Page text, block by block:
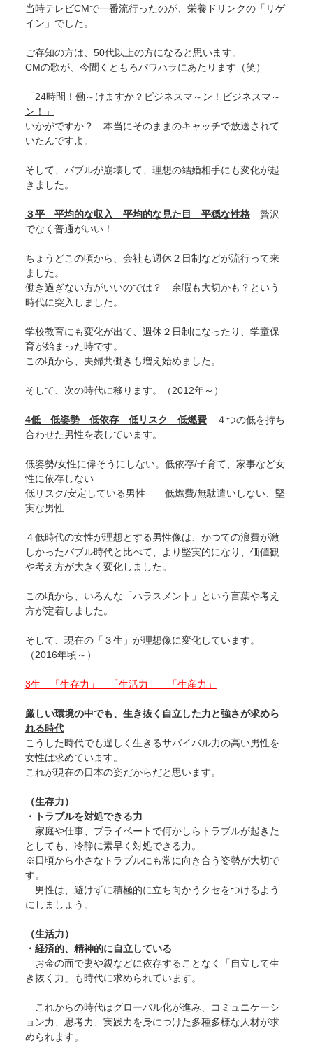
当時テレビCMで一番流行ったのが、栄養ドリンクの「リゲ
イン」でした。
ご存知の方は、50代以上の方になると思います。
CMの歌が、今聞くともろパワハラにあたります（笑）
「24時間！働～けますか？ビジネスマ～ン！ビジネスマ～
ン！」
いかがですか？ 本当にそのままのキャッチで放送されて
いたんですよ。
そして、バブルが崩壊して、理想の結婚相手にも変化が起
きました。
３平 平均的な収入 平均的な見た目 平穏な性格贅沢
でなく普通がいい！
ちょうどこの頃から、会社も週休２日制などが流行って来
ました。
働き過ぎない方がいいのでは？ 余暇も大切かも？という
時代に突入しました。
学校教育にも変化が出て、週休２日制になったり、学童保
育が始まった時です。
この頃から、夫婦共働きも増え始めました。
そして、次の時代に移ります。（2012年～）
4低 低姿勢 低依存 低リスク 低燃費４つの低を持ち
合わせた男性を表しています。
低姿勢/女性に偉そうにしない。低依存/子育て、家事など女
性に依存しない
低リスク/安定している男性 低燃費/無駄遣いしない、堅
実な男性
４低時代の女性が理想とする男性像は、かつての浪費が激
しかったバブル時代と比べて、より堅実的になり、価値観
や考え方が大きく変化しました。
この頃から、いろんな「ハラスメント」という言葉や考え
方が定着しました。
そして、現在の「３生」が理想像に変化しています。
（2016年頃～）
3生 「生存力」 「生活力」 「生産力」
厳しい環境の中でも、生き抜く自立した力と強さが求めら
れる時代
こうした時代でも逞しく生きるサバイバル力の高い男性を
女性は求めています。
これが現在の日本の姿だからだと思います。
（生存力）
・トラブルを対処できる力
家庭や仕事、プライベートで何かしらトラブルが起きた
としても、冷静に素早く対処できる力。
※日頃から小さなトラブルにも常に向き合う姿勢が大切で
す。
男性は、避けずに積極的に立ち向かうクセをつけるよう
にしましょう。
（生活力）
・経済的、精神的に自立している
お金の面で妻や親などに依存することなく「自立して生
き抜く力」も時代に求められています。
これからの時代はグローバル化が進み、コミュニケーシ
ョン力、思考力、実践力を身につけた多種多様な人材が求
められます。